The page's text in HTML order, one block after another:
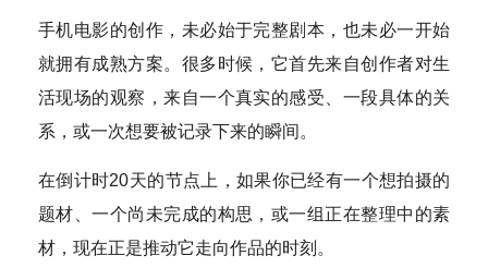
手机电影的创作，未必始于完整剧本，也未必一开始
就拥有成熟方案。很多时候，它首先来自创作者对生
活现场的观察，来自一个真实的感受、一段具体的关
系，或一次想要被记录下来的瞬间。
在倒计时20天的节点上，如果你已经有一个想拍摄的
题材、一个尚未完成的构思，或一组正在整理中的素
材，现在正是推动它走向作品的时刻。